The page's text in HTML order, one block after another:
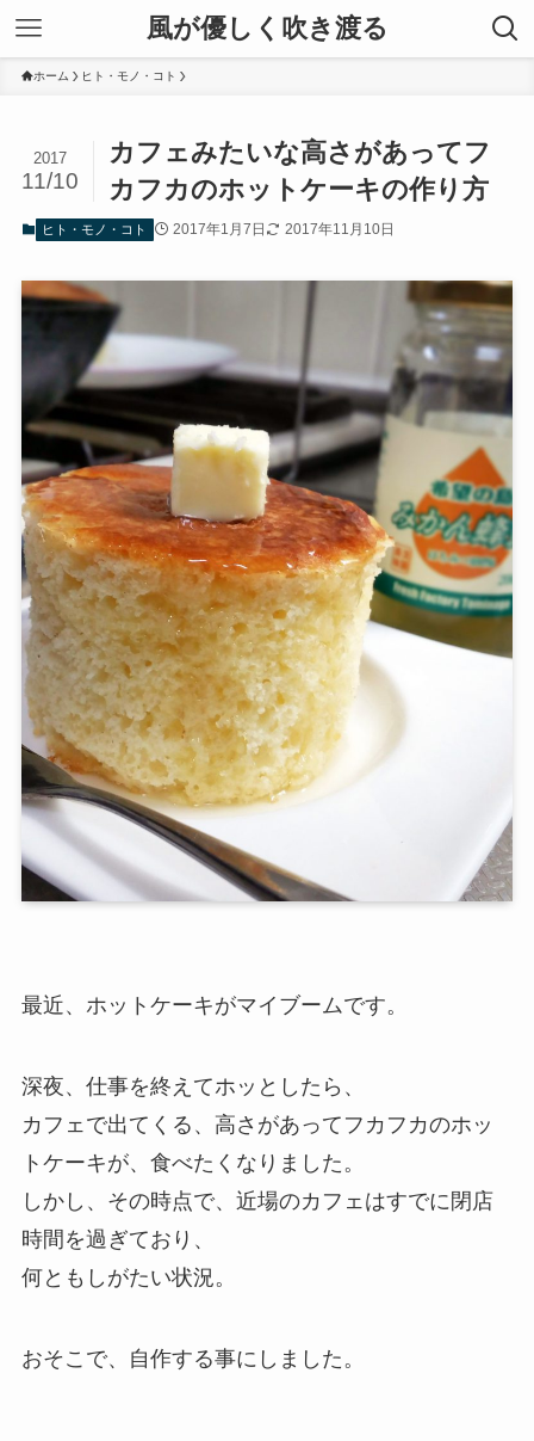
風が優しく吹き渡る
ホーム ヒト・モノ・コト
カフェみたいな高さがあってフ
カフカのホットケーキの作り方
2017
11/10
ヒト・モノ・コト 2017年1月7日 2017年11月10日
最近、ホットケーキがマイブームです。
深夜、仕事を終えてホッとしたら、
カフェで出てくる、高さがあってフカフカのホッ
トケーキが、食べたくなりました。
しかし、その時点で、近場のカフェはすでに閉店
時間を過ぎており、
何ともしがたい状況。
おそこで、自作する事にしました。